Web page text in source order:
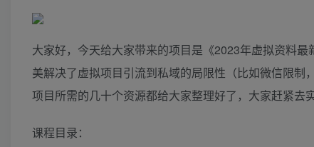
大家好，今天给大家带来的项目是《2023年虚拟资料
美解决了虚拟项目引流到私域的局限性（比如微信限
项目所需的几十个资源都给大家整理好了，大家赶紧去
课程目录：